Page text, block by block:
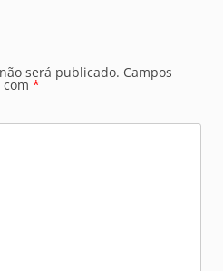
será publicado. Campos
*